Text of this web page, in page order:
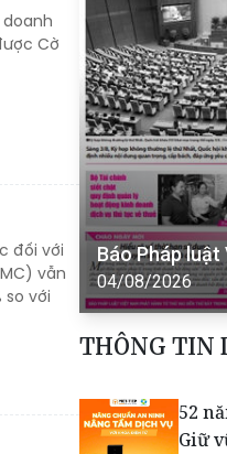
Cờ
đối với
vẫn
với
Báo Pháp luật
04/08/2026
THÔNG TIN
52
Giữ